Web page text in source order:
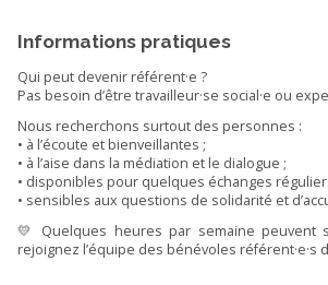
Informations pratiques
Qui peut devenir référent·e ?
Pas besoin d’être travailleur·se social·e ou
Nous recherchons surtout des personnes :
• à l’écoute et bienveillantes ;
• à l’aise dans la médiation et le dialogue ;
• disponibles pour quelques échanges
• sensibles aux questions de solidarité et
💛 Quelques heures par semaine peuvent
rejoignez l’équipe des bénévoles référent·e·s